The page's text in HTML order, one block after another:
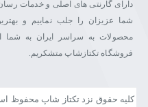
دارای گارنتی های اصلی و خدمات
شما عزیزان را جلب نماییم و
محصولات به سراسر ایران به شما
فروشگاه تکتازشاپ متشکریم.
کلیه حقوق نزد تکتاز شاپ محفوظ